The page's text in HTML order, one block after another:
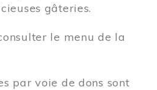
gâteries.
le menu de la
par voie de dons sont